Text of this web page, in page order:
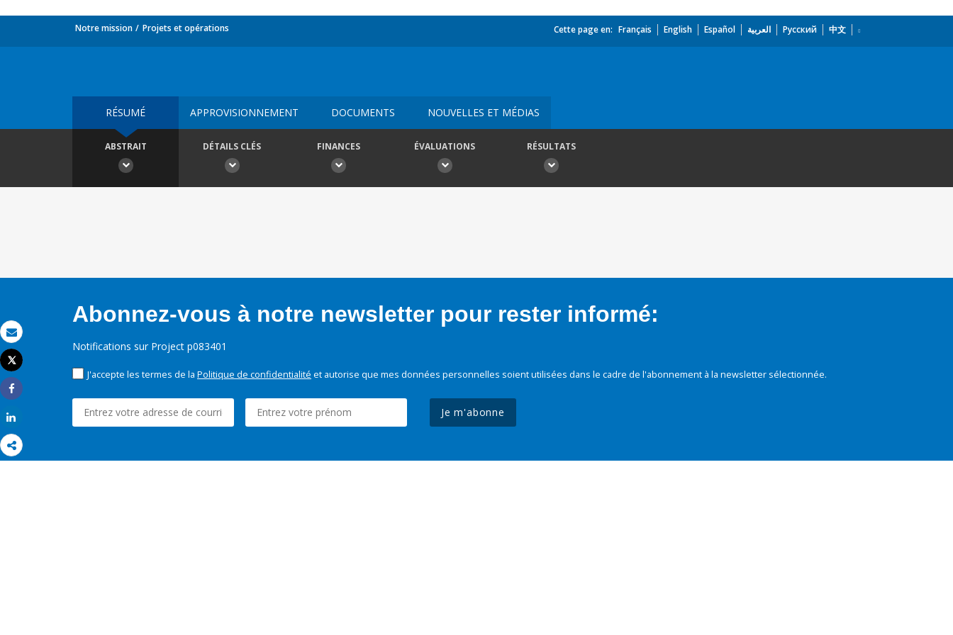
Email
Imprimer
Tweet
Share
Notre mission Projets et opérations Cette page en: Français English Español العربية Русский 中文
RÉSUMÉ APPROVISIONNEMENT DOCUMENTS NOUVELLES ET MÉDIAS
ABSTRAIT DÉTAILS CLÉS FINANCES ÉVALUATIONS RÉSULTATS
Abonnez-vous à notre newsletter pour rester informé:
Notifications sur Project p083401
J'accepte les termes de la Politique de confidentialité et autorise que mes données personnelles soient utilisées dans le cadre de l'abonnement à la newsletter sélectionnée.
Je m'abonne